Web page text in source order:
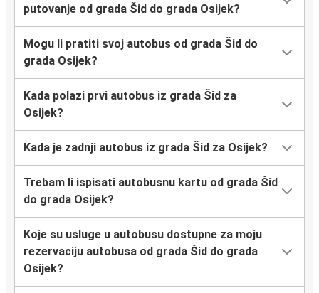
putovanje od grada Šid do grada Osijek?
Mogu li pratiti svoj autobus od grada Šid do
grada Osijek?
Kada polazi prvi autobus iz grada Šid za
Osijek?
Kada je zadnji autobus iz grada Šid za Osijek?
Trebam li ispisati autobusnu kartu od grada Šid
do grada Osijek?
Koje su usluge u autobusu dostupne za moju
rezervaciju autobusa od grada Šid do grada
Osijek?